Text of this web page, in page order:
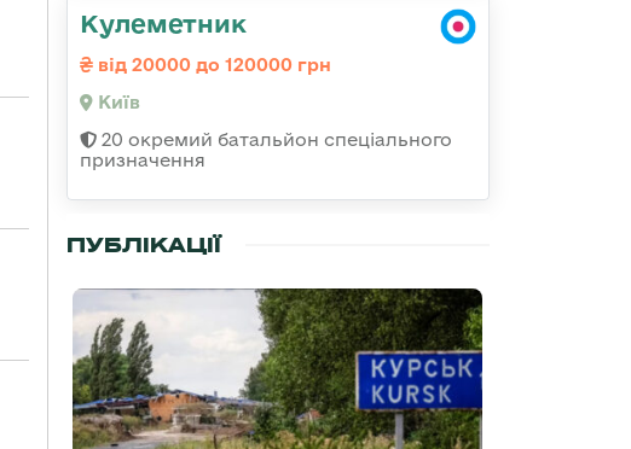
Кулеметник
від 20000 до 120000 грн
Київ
20 окремий батальйон спеціального
призначення
ПУБЛІКАЦІЇ